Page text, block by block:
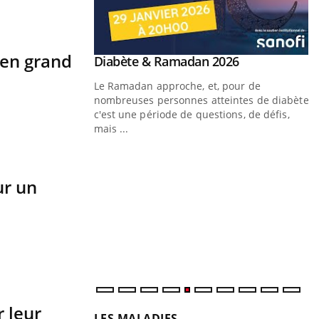
grand
un
leur
Mains : se Youtube
Diabète & Ramadan 2026Youtube
Le Ramadan approche, et, pour de
nombreuses personnes atteintes de diabète,
c'est une période de questions, de défis,
mais ...